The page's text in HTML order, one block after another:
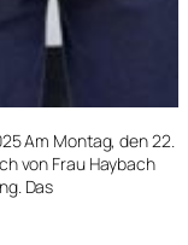
Am Montag, den 22.
von Frau Haybach
Das